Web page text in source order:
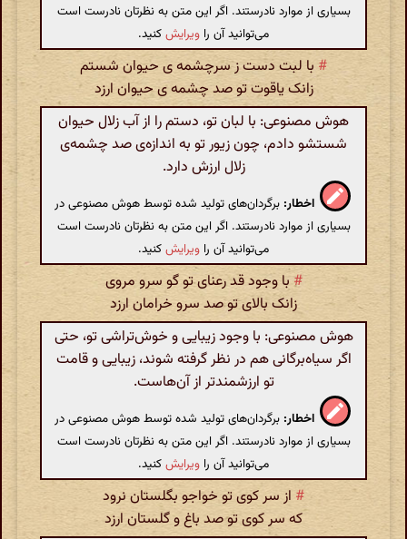
بسیاری از موارد نادرستند. اگر این متن به نظرتان نادرست است
می‌توانید آن را ویرایشکنید.
# با لبت دست ز سرچشمه ی حیوان شستم
زانک یاقوت تو صد چشمه ی حیوان ارزد
هوش مصنوعی: با لبان تو، دستم را از آب زلال حیوان
شستشو دادم، چون زیور تو به اندازه‌ی صد چشمه‌ی
زلال ارزش دارد.
اخطار: برگردان‌های تولید شده توسط هوش مصنوعی در
بسیاری از موارد نادرستند. اگر این متن به نظرتان نادرست است
می‌توانید آن را ویرایشکنید.
# با وجود قد رعنای تو گو سرو مروی
زانک بالای تو صد سرو خرامان ارزد
هوش مصنوعی: با وجود زیبایی و خوش‌تراشی تو، حتی
اگر سیاه‌برگانی هم در نظر گرفته شوند، زیبایی و قامت
تو ارزشمندتر از آن‌هاست.
اخطار: برگردان‌های تولید شده توسط هوش مصنوعی در
بسیاری از موارد نادرستند. اگر این متن به نظرتان نادرست است
می‌توانید آن را ویرایشکنید.
# از سر کوی تو خواجو بگلستان نرود
که سر کوی تو صد باغ و گلستان ارزد